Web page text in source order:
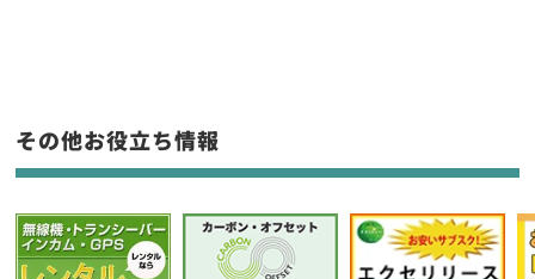
フリーワード入力(製品名等)
選択条件をリセット
その他お役立ち情報